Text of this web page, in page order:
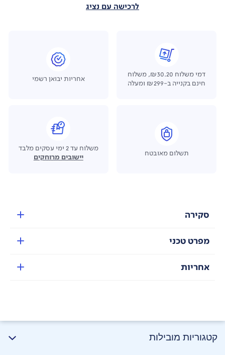
לרכישה עם נציג
דמי משלוח ₪30.20, משלוח
חינם בקנייה ב-₪299 ומעלה
אחריות יבואן רשמי
תשלום מאובטח
משלוח עד 2 ימי עסקים מלבד
יישובים מרוחקים
סקירה
מפרט טכני
אחריות
קטגוריות מובילות